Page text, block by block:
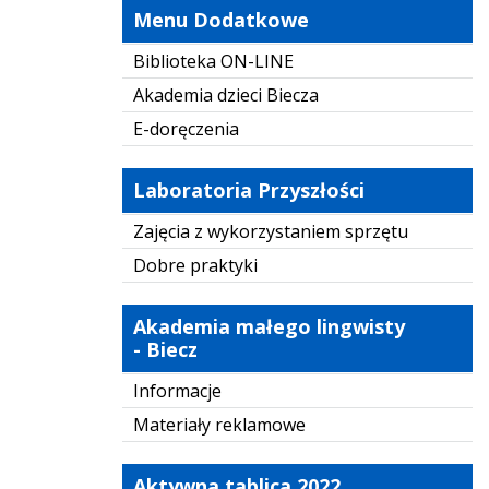
Menu Dodatkowe
Biblioteka ON-LINE
Akademia dzieci Biecza
E-doręczenia
Laboratoria Przyszłości
Zajęcia z wykorzystaniem sprzętu
Dobre praktyki
Akademia małego lingwisty
- Biecz
Informacje
Materiały reklamowe